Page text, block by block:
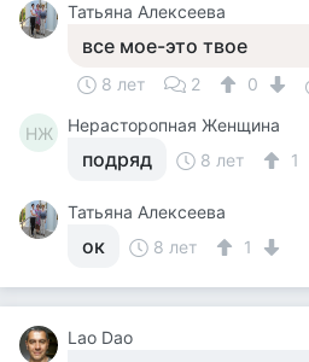
Татьяна Алексеева
все мое-это твое
8 лет 2 0
НЖ Нерасторопная Женщина
подряд 8 лет 1
Татьяна Алексеева
ок 8 лет 1
Lao Dao